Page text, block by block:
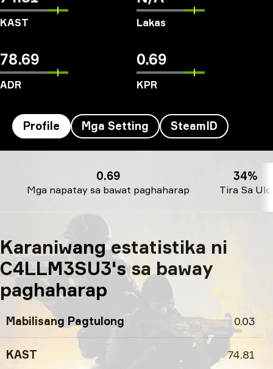
KAST Lakas
78.69
ADR
0.69
KPR
Profile Mga Setting SteamID
Mga napatay sa bawat paghaharap
0.69
Tira Sa Ulo
34%
Karaniwang estatistika ni
C4LLM3SU3's sa baway
paghaharap
Mabilisang Pagtulong 0.03
KAST 74.81